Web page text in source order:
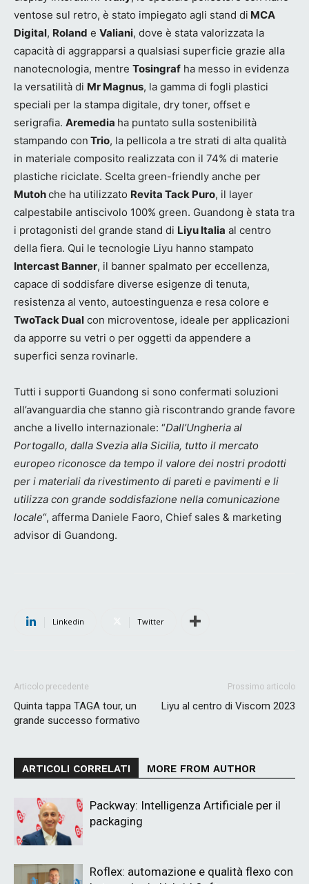
ventose sul retro, è stato impiegato agli stand di MCA
Digital, Roland e Valiani, dove è stata valorizzata la
capacità di aggrapparsi a qualsiasi superficie grazie alla
nanotecnologia, mentre Tosingraf ha messo in evidenza
la versatilità di Mr Magnus, la gamma di fogli plastici
speciali per la stampa digitale, dry toner, offset e
serigrafia. Aremedia ha puntato sulla sostenibilità
stampando con Trio, la pellicola a tre strati di alta qualità
in materiale composito realizzata con il 74% di materie
plastiche riciclate. Scelta green-friendly anche per
Mutohche ha utilizzato Revita Tack Puro, il layer
calpestabile antiscivolo 100% green. Guandong è stata tra
i protagonisti del grande stand di Liyu Italia al centro
della fiera. Qui le tecnologie Liyu hanno stampato
Intercast Banner, il banner spalmato per eccellenza,
capace di soddisfare diverse esigenze di tenuta,
resistenza al vento, autoestinguenza e resa colore e
TwoTack Dual con microventose, ideale per applicazioni
da apporre su vetri o per oggetti da appendere a
superfici senza rovinarle.
Tutti i supporti Guandong si sono confermati soluzioni
all’avanguardia che stanno già riscontrando grande favore
anche a livello internazionale: “Dall’Ungheria al
Portogallo, dalla Svezia alla Sicilia, tutto il mercato
europeo riconosce da tempo il valore dei nostri prodotti
per i materiali da rivestimento di pareti e pavimenti e li
utilizza con grande soddisfazione nella comunicazione
locale“, afferma Daniele Faoro, Chief sales & marketing
advisor di Guandong.
Linkedin Twitter
Articolo precedente
Quinta tappa TAGA tour, un
grande successo formativo
Prossimo articolo
Liyu al centro di Viscom 2023
ARTICOLI CORRELATI MORE FROM AUTHOR
Packway: Intelligenza Artificiale per il
packaging
Roflex: automazione e qualità flexo con